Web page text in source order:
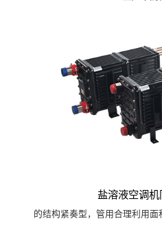
盐溶液空调机
的结构紧奏型，管用合理利用面